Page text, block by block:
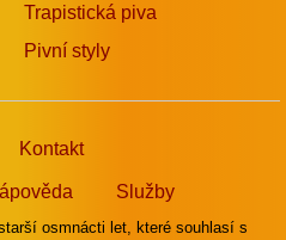
Trapistická piva
Pivní styly
Kontakt
Služby
osmnácti let, které souhlasí s